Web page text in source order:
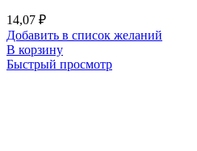
14,07 ₽
Добавить в список желаний
В корзину
Быстрый просмотр